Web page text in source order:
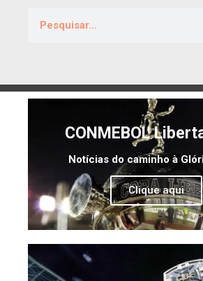
CONMEBOL
Notícias do caminho à
Clique aqui